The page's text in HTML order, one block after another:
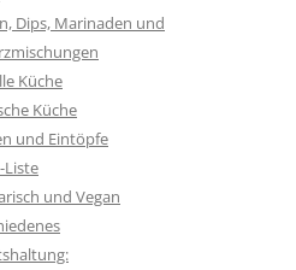
Dips, Marinaden und
Küche
Küche
und Eintöpfe
Liste
und Vegan